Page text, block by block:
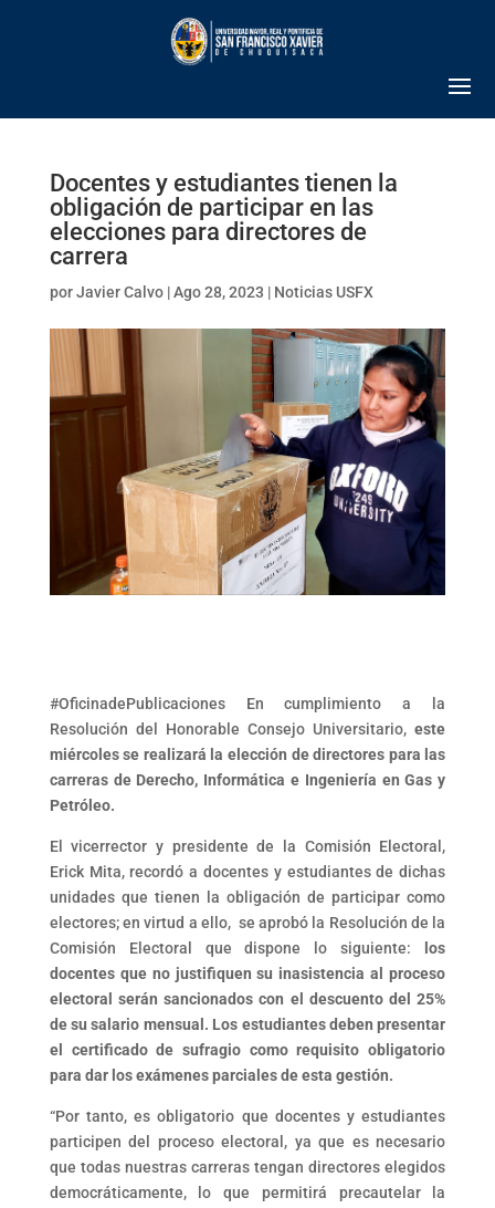
Docentes y estudiantes tienen la
obligación de participar en las
elecciones para directores de
carrera
porJavier Calvo|Ago 28, 2023 | Noticias USFX
#OficinadePublicaciones En cumplimiento a la
Resolución del Honorable Consejo Universitario,este
miércoles se realizará la elección de directores para las
carreras de Derecho, Informática e Ingeniería en Gas y
Petróleo.
El vicerrector y presidente de la Comisión Electoral,
Erick Mita, recordó a docentes y estudiantes de dichas
unidades que tienen la obligación de participar como
electores; en virtud a ello, se aprobó la Resolución de la
Comisión Electoral que dispone lo siguiente:
los
docentes que no justifiquen su inasistencia al proceso
electoral serán sancionados con el descuento del 25%
de su salario mensual. Los estudiantes deben presentar
el certificado de sufragio como requisito obligatorio
para dar los exámenes parciales de esta gestión.
“Por tanto, es obligatorio que docentes y estudiantes
participen del proceso electoral, ya que es necesario
que todas nuestras carreras tengan directores elegidos
democráticamente, lo que permitirá precautelar la